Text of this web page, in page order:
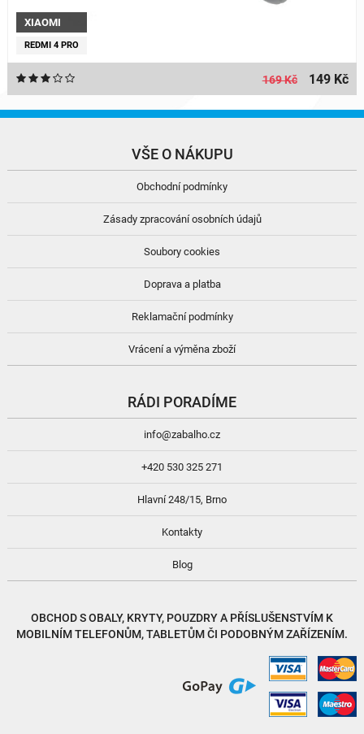
XIAOMI
REDMI 4 PRO
169 Kč 149 Kč
VŠE O NÁKUPU
Obchodní podmínky
Zásady zpracování osobních údajů
Soubory cookies
Doprava a platba
Reklamační podmínky
Vrácení a výměna zboží
RÁDI PORADÍME
info@zabalho.cz
+420 530 325 271
Hlavní 248/15, Brno
Kontakty
Blog
OBCHOD SOBALY, KRYTY, POUZDRYA PŘÍSLUŠENSTVÍM K
MOBILNÍM TELEFONŮM, TABLETŮM ČI PODOBNÝM ZAŘÍZENÍM.